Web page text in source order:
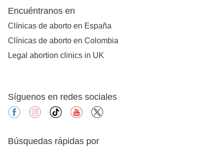
Encuéntranos en
Clínicas de aborto en España
Clínicas de aborto en Colombia
Legal abortion clinics in UK
Síguenos en redes sociales
facebookinstagram
tiktok youtube
Búsquedas rápidas por